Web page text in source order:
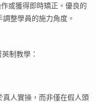
或獲得即時矯正。優良的
整學員的施力角度。
制教學：
真人實操，而非僅在假人頭